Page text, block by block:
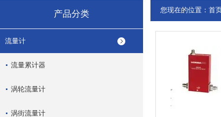
产品分类
流量计
流量累计器
涡轮流量计
涡街流量计
您现在的位置： 首